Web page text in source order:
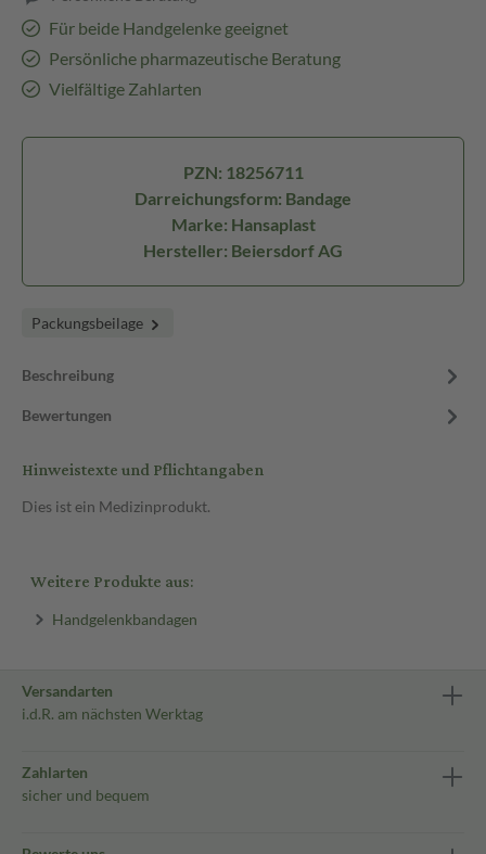
Für beide Handgelenke geeignet
Persönliche pharmazeutische Beratung
Vielfältige Zahlarten
PZN: 18256711
Darreichungsform: Bandage
Marke: Hansaplast
Hersteller: Beiersdorf AG
Packungsbeilage
Beschreibung
Bewertungen
Hinweistexte und Pflichtangaben
Dies ist ein Medizinprodukt.
Weitere Produkte aus:
Handgelenkbandagen
Versandarten
i.d.R. am nächsten Werktag
Zahlarten
sicher und bequem